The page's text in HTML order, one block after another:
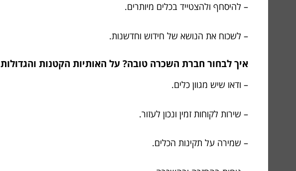
– להיסחף ולהצטייד בכלים מיותרים.
– לשכוח את הנושא של חידוש וחדשנות.
איך לבחור חברת השכרה טובה? על האותיות הקטנות והגדולות
– ודאו שיש מגוון כלים.
– שירות לקוחות זמין ונכון לעזור.
– שמירה על תקינות הכלים.